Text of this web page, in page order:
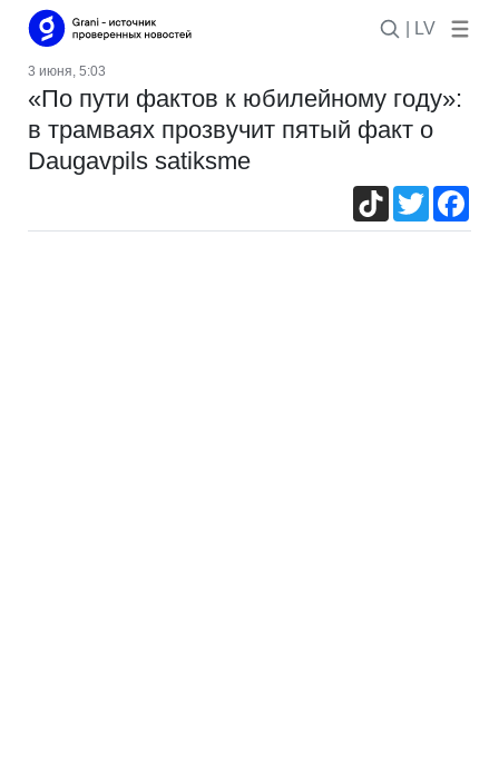
| LV
3 июня, 5:03
«По пути фактов к юбилейному году»:
в трамваях прозвучит пятый факт о
Daugavpils satiksme
TikTokTwitter